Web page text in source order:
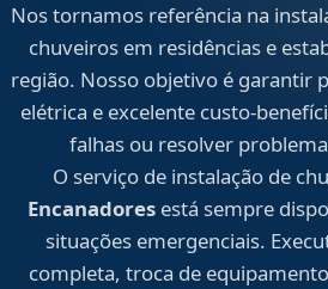
Nos tornamos referência na
chuveiros em residências e
região. Nosso objetivo é garantir
elétrica e excelente custo-
falhas ou resolver
O serviço de instalação de
Encanadores está sempre
situações emergenciais.
completa, troca de